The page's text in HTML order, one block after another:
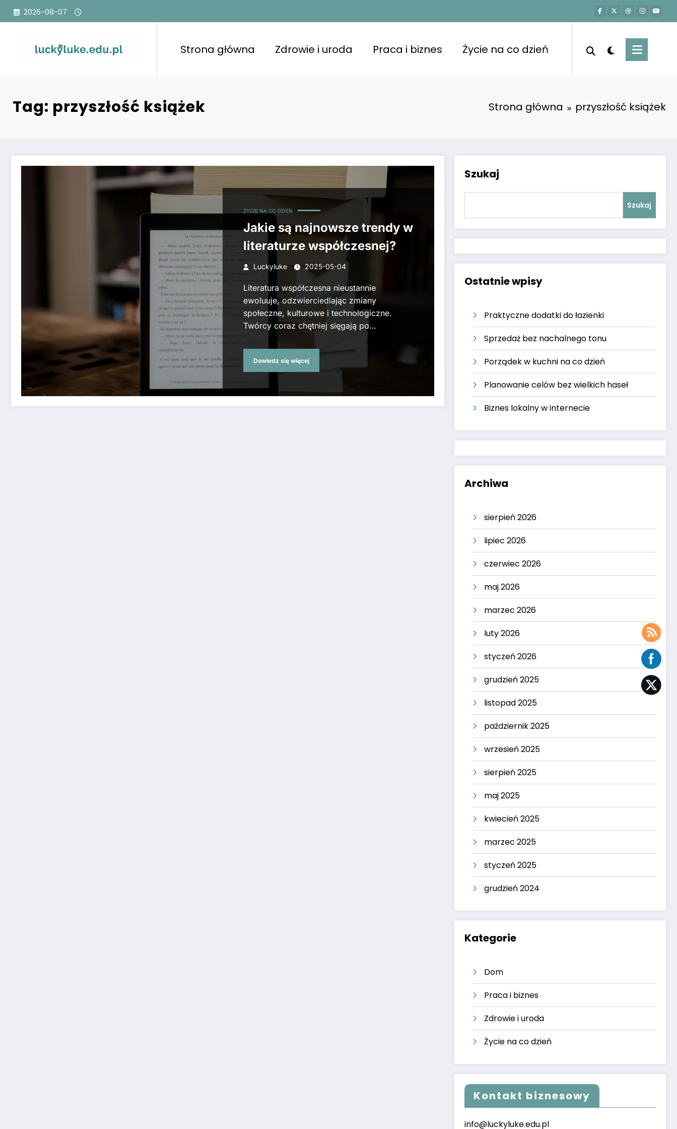
Przejdź
2026-08-07
Strona główna Zdrowie i uroda Praca i biznes Życie na co dzień
Tag: przyszłość książek Strona główna przyszłość książek
ŻYCIE NA CO DZIEŃ
Jakie są najnowsze trendy w
literaturze współczesnej?
Luckyluke 2025-05-04
Literatura współczesna nieustannie
ewoluuje, odzwierciedlając zmiany
społeczne, kulturowe i technologiczne.
Twórcy coraz chętniej sięgają po…
Dowiedz się więcej
Szukaj
Szukaj
Ostatnie wpisy
Praktyczne dodatki do łazienki
Sprzedaż bez nachalnego tonu
Porządek w kuchni na co dzień
Planowanie celów bez wielkich haseł
Biznes lokalny w internecie
Archiwa
sierpień 2026
lipiec 2026
czerwiec 2026
maj 2026
marzec 2026
luty 2026
styczeń 2026
grudzień 2025
listopad 2025
październik 2025
wrzesień 2025
sierpień 2025
maj 2025
kwiecień 2025
marzec 2025
styczeń 2025
grudzień 2024
Kategorie
Dom
Praca i biznes
Zdrowie i uroda
Życie na co dzień
Kontakt biznesowy
info@luckyluke.edu.pl